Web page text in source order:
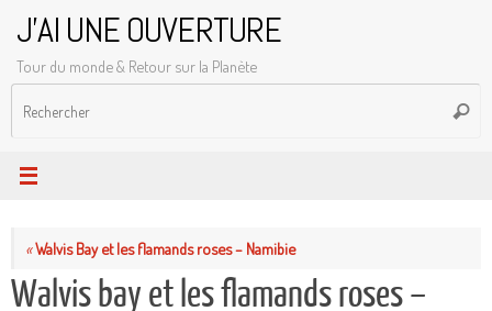
contenu
J'AI UNE OUVERTURE
Tour du monde & Retour sur la Planète
«Walvis Bay et les flamands roses – Namibie
Walvis bay et les flamands roses –